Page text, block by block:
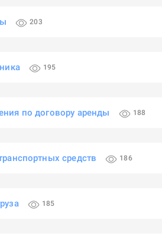
203
195
по договору аренды 188
средств 186
185